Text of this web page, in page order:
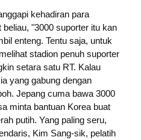
kehadiran para
"3000 suporter itu kan
enteng. Tentu saja, untuk
stadion penuh suporter
setara satu RT. Kalau
yang gabung dengan
Jepang cuma bawa 3000
minta bantuan Korea buat
putih. Yang paling seru,
Kim Sang-sik, pelatih